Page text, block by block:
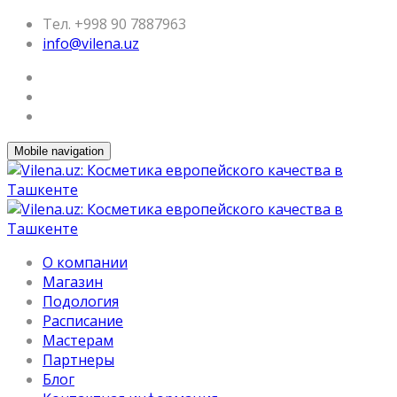
Тел. +998 90 7887963
info@vilena.uz
Mobile navigation
О компании
Магазин
Подология
Расписание
Мастерам
Партнеры
Блог